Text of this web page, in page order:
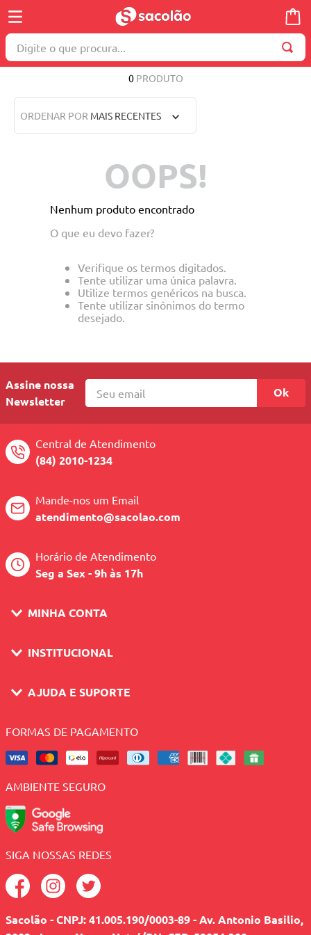
Digite o que procura...
0 PRODUTO
ORDENAR POR MAIS RECENTES
OOPS!
Nenhum produto encontrado
O que eu devo fazer?
Verifique os termos digitados.
Tente utilizar uma única palavra.
Utilize termos genéricos na busca.
Tente utilizar sinônimos do termo
desejado.
Assine nossa
Newsletter
Ok
Central de Atendimento
(84) 2010-1234
Mande-nos um Email
atendimento@sacolao.com
Horário de Atendimento
Seg a Sex - 9h às 17h
MINHA CONTA
INSTITUCIONAL
AJUDA E SUPORTE
FORMAS DE PAGAMENTO
AMBIENTE SEGURO
SIGA NOSSAS REDES
Sacolão - CNPJ: 41.005.190/0003-89 - Av. Antonio Basilio,
TERMOS MAIS BUSCADOS
1º
wella
4º
toalha
8º
mesa dobrável notebook
9º
berço